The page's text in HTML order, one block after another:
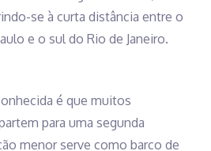
se à curta distância entre o
e o sul do Rio de Janeiro.
é que muitos
para uma segunda
menor serve como barco de